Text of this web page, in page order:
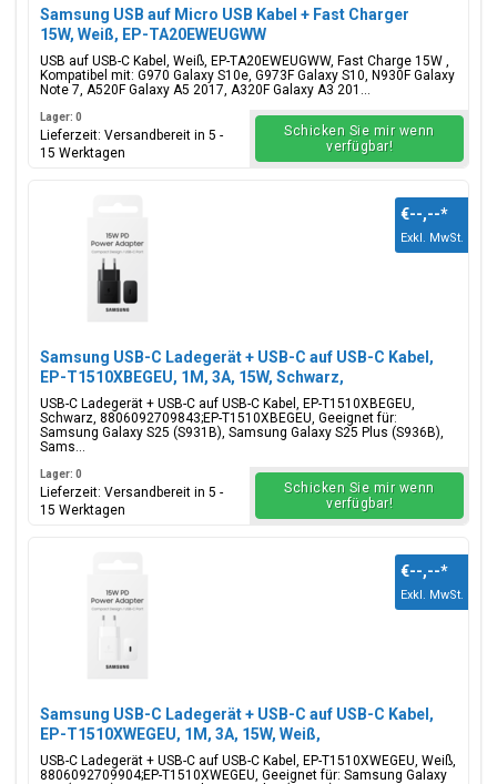
Samsung USB auf Micro USB Kabel + Fast Charger
15W, Weiß, EP-TA20EWEUGWW
USB auf USB-C Kabel, Weiß, EP-TA20EWEUGWW, Fast Charge 15W ,
Kompatibel mit: G970 Galaxy S10e, G973F Galaxy S10, N930F Galaxy
Note 7, A520F Galaxy A5 2017, A320F Galaxy A3 201...
Lager: 0
Lieferzeit: Versandbereit in 5 -
15 Werktagen
Schicken Sie mir wenn
verfügbar!
Samsung USB-C Ladegerät + USB-C auf USB-C Kabel,
EP-T1510XBEGEU, 1M, 3A, 15W, Schwarz,
Blisterverpackung, 8806092709843;EP-T1510XBEGEU
USB-C Ladegerät + USB-C auf USB-C Kabel, EP-T1510XBEGEU,
Schwarz, 8806092709843;EP-T1510XBEGEU, Geeignet für:
Samsung Galaxy S25 (S931B), Samsung Galaxy S25 Plus (S936B),
Sams...
€--,--*
Exkl. MwSt.
Lager: 0
Lieferzeit: Versandbereit in 5 -
15 Werktagen
Schicken Sie mir wenn
verfügbar!
Samsung USB-C Ladegerät + USB-C auf USB-C Kabel,
EP-T1510XWEGEU, 1M, 3A, 15W, Weiß,
Blisterverpackung, 8806092709904;EP-T1510XWEGEU
USB-C Ladegerät + USB-C auf USB-C Kabel, EP-T1510XWEGEU, Weiß,
8806092709904;EP-T1510XWEGEU, Geeignet für: Samsung Galaxy
€--,--*
Exkl. MwSt.